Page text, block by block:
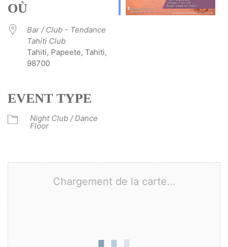
OÙ
Bar / Club - Tendance
Tahiti Club
Tahiti, Papeete, Tahiti,
98700
EVENT TYPE
Night Club / Dance
Floor
Chargement de la carte…